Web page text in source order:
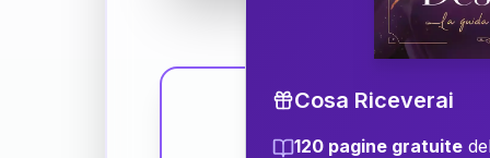
Cosa Riceverai
120 pagine gratuite